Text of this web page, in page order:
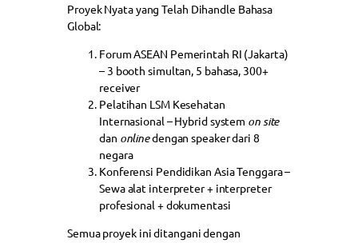
Proyek Nyata yang Telah Dihandle Bahasa
Global:
Forum ASEAN Pemerintah RI (Jakarta)
– 3 booth simultan, 5 bahasa, 300+
receiver
Pelatihan LSM Kesehatan
Internasional – Hybrid system on site
dan onlinedengan speaker dari 8
negara
Konferensi Pendidikan Asia Tenggara –
Sewa alat interpreter + interpreter
profesional + dokumentasi
Semua proyek ini ditangani dengan